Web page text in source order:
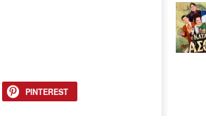
PINTEREST